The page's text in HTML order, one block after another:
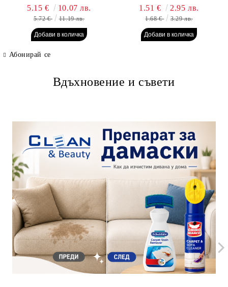
5.15 € 10.07 лв.
5.72 € 11.19 лв.
гр. Пауч
1.51 € 2.95 лв.
1.68 € 3.29 лв.
Абонирай се
Вдъхновение и съвети